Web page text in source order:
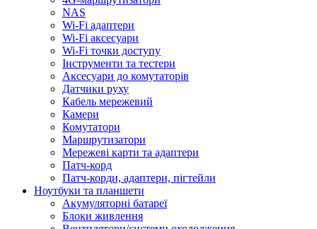
NAS
Wi-Fi адаптери
Wi-Fi аксесуари
Wi-Fi точки доступу
Інструменти та тестери
Аксесуари до комутаторів
Датчики руху
Кабель мережевий
Камери
Комутатори
Маршрутизатори
Мережеві карти та адаптери
Патч-корд
Патч-корди, адаптери, пігтейли
Ноутбуки та планшети
Акумуляторні батареї
Блоки живлення